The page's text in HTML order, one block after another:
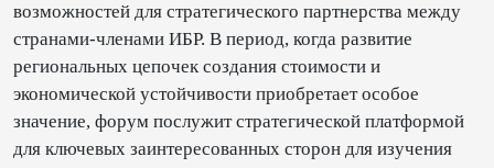
возможностей для стратегического партнерства между
странами-членами ИБР. В период, когда развитие
региональных цепочек создания стоимости и
экономической устойчивости приобретает особое
значение, форум послужит стратегической платформой
для ключевых заинтересованных сторон для изучения